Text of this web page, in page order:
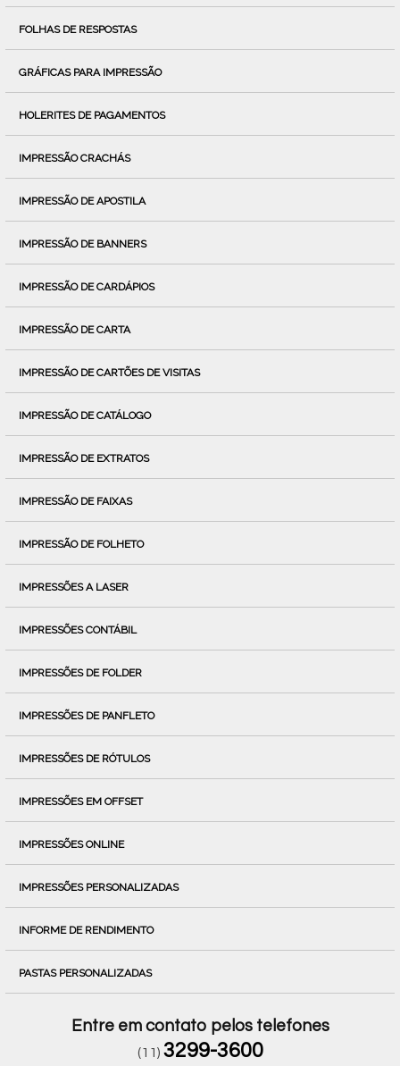
FOLHAS DE RESPOSTAS
GRÁFICAS PARA IMPRESSÃO
HOLERITES DE PAGAMENTOS
IMPRESSÃO CRACHÁS
IMPRESSÃO DE APOSTILA
IMPRESSÃO DE BANNERS
IMPRESSÃO DE CARDÁPIOS
IMPRESSÃO DE CARTA
IMPRESSÃO DE CARTÕES DE VISITAS
IMPRESSÃO DE CATÁLOGO
IMPRESSÃO DE EXTRATOS
IMPRESSÃO DE FAIXAS
IMPRESSÃO DE FOLHETO
IMPRESSÕES A LASER
IMPRESSÕES CONTÁBIL
IMPRESSÕES DE FOLDER
IMPRESSÕES DE PANFLETO
IMPRESSÕES DE RÓTULOS
IMPRESSÕES EM OFFSET
IMPRESSÕES ONLINE
IMPRESSÕES PERSONALIZADAS
INFORME DE RENDIMENTO
PASTAS PERSONALIZADAS
Entre em contato pelos telefones
(11) 3299-3600